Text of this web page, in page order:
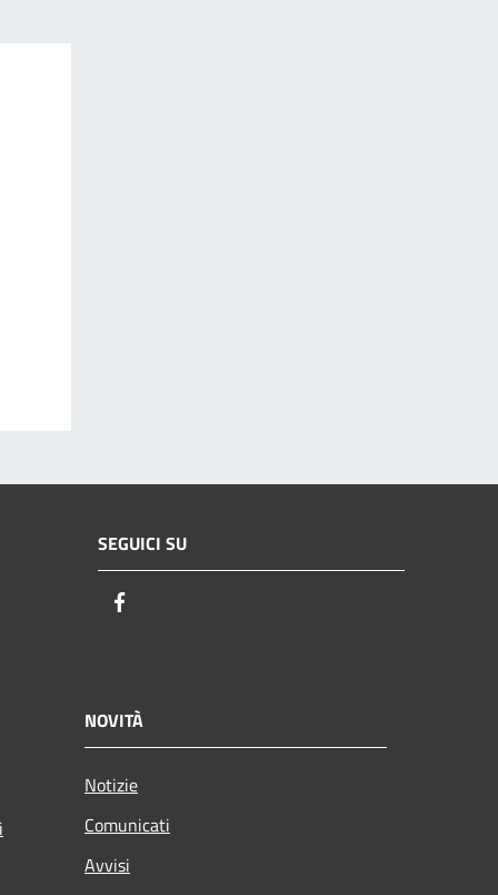
SEGUICI SU
NOVITÀ
Notizie
Comunicati
Avvisi